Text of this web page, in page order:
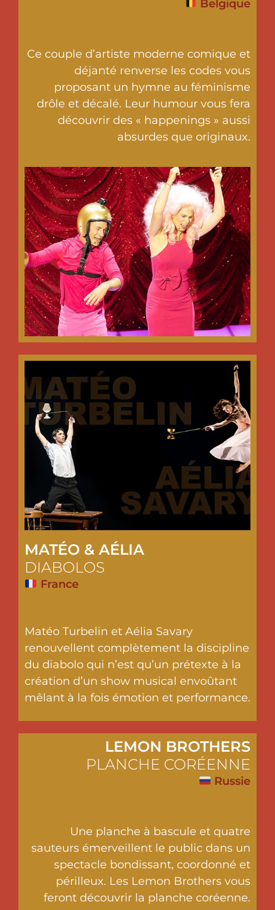
Belgique
Ce couple d’artiste moderne comique et
déjanté renverse les codes vous
proposant un hymne au féminisme
drôle et décalé. Leur humour vous fera
découvrir des « happenings » aussi
absurdes que originaux.
MATÉO & AÉLIA
DIABOLOS
France
Matéo Turbelin et Aélia Savary
renouvellent complètement la discipline
du diabolo qui n’est qu’un prétexte à la
création d’un show musical envoûtant
mêlant à la fois émotion et performance.
LEMON BROTHERS
PLANCHE CORÉENNE
Russie
Une planche à bascule et quatre
sauteurs émerveillent le public dans un
spectacle bondissant, coordonné et
périlleux. Les Lemon Brothers vous
feront découvrir la planche coréenne.